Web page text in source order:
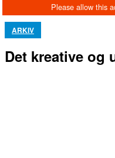
ARKIV
Det kreative og